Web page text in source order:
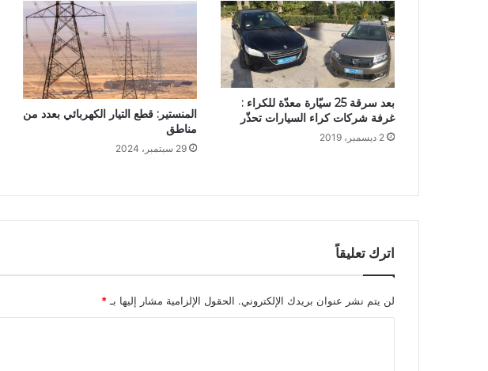
بعد سرقة 25 سيّارة معدّة للكراء :
غرفة شركات كراء السيارات تحذّر
2 ديسمبر، 2019
المنستير: قطع التيار الكهربائي بعدد من
مناطق
29 سبتمبر، 2024
اترك تعليقاً
لن يتم نشر عنوان بريدك الإلكتروني. الحقول الإلزامية مشار إليها بـ *